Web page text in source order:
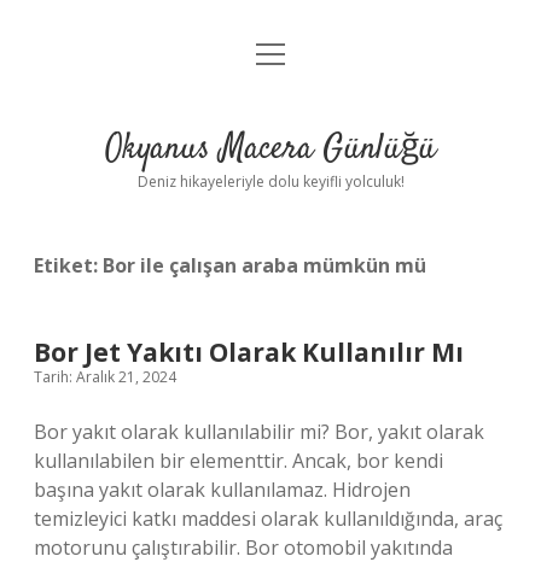
Anasayfa
Yasal Uyarı
menüyü
Okyanus Macera Günlüğü
Deniz hikayeleriyle dolu keyifli yolculuk!
Etiket: Bor ile çalışan araba mümkün mü
Bor Jet Yakıtı Olarak Kullanılır Mı
Tarih: Aralık 21, 2024
Bor yakıt olarak kullanılabilir mi? Bor, yakıt olarak
kullanılabilen bir elementtir. Ancak, bor kendi
başına yakıt olarak kullanılamaz. Hidrojen
temizleyici katkı maddesi olarak kullanıldığında, araç
motorunu çalıştırabilir. Bor otomobil yakıtında